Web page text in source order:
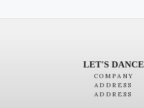
LET'S DANCE
COMPANY
ADDRESS
ADDRESS